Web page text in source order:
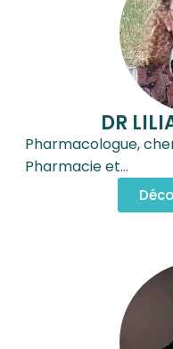
DR
Pharmacologue,
Pharmacie et…